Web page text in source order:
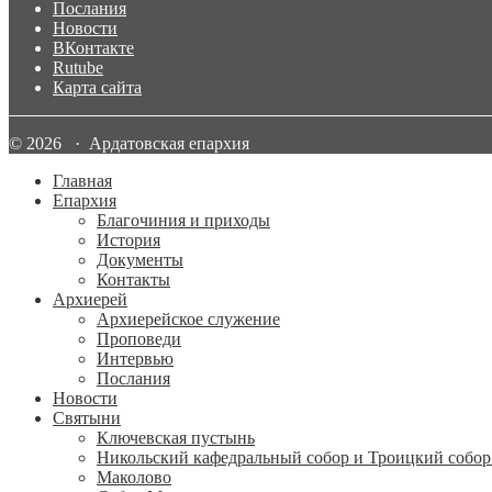
Послания
Новости
ВКонтакте
Rutube
Карта сайта
© 2026 · Ардатовская епархия
Главная
Епархия
Благочиния и приходы
История
Документы
Контакты
Архиерей
Архиерейское служение
Проповеди
Интервью
Послания
Новости
Святыни
Ключевская пустынь
Никольский кафедральный собор и Троицкий собор
Маколово